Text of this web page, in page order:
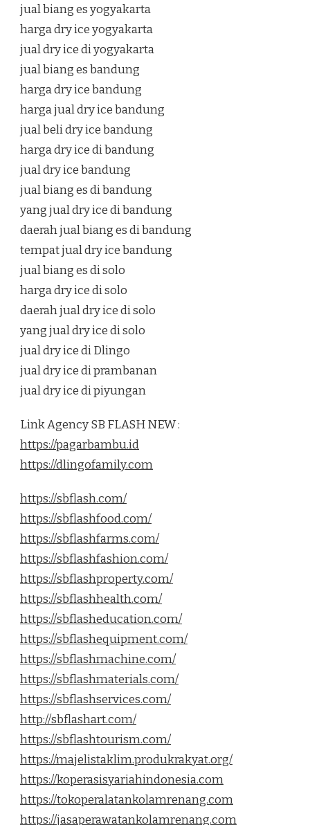
jual biang es yogyakarta
harga dry ice yogyakarta
jual dry ice di yogyakarta
jual biang es bandung
harga dry ice bandung
harga jual dry ice bandung
jual beli dry ice bandung
harga dry ice di bandung
jual dry ice bandung
jual biang es di bandung
yang jual dry ice di bandung
daerah jual biang es di bandung
tempat jual dry ice bandung
jual biang es di solo
harga dry ice di solo
daerah jual dry ice di solo
yang jual dry ice di solo
jual dry ice di Dlingo
jual dry ice di prambanan
jual dry ice di piyungan
Link Agency SB FLASH NEW :
https://pagarbambu.id
https://dlingofamily.com
https://sbflash.com/
https://sbflashfood.com/
https://sbflashfarms.com/
https://sbflashfashion.com/
https://sbflashproperty.com/
https://sbflashhealth.com/
https://sbflasheducation.com/
https://sbflashequipment.com/
https://sbflashmachine.com/
https://sbflashmaterials.com/
https://sbflashservices.com/
http://sbflashart.com/
https://sbflashtourism.com/
https://majelistaklim.produkrakyat.org/
https://koperasisyariahindonesia.com
https://tokoperalatankolamrenang.com
https://jasaperawatankolamrenang.com